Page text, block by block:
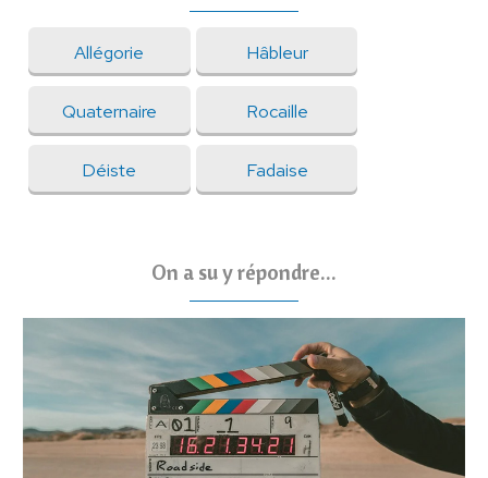
Allégorie Hâbleur
Quaternaire Rocaille
Déiste Fadaise
On a su y répondre...